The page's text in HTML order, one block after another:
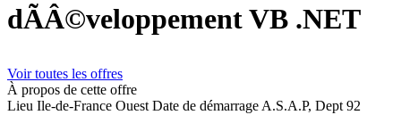
dÃÂ©veloppement VB .NET
Voir toutes les offres
À propos de cette offre
Lieu Ile-de-France Ouest Date de démarrage A.S.A.P, Dept 92